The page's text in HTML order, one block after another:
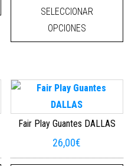
SELECCIONAR
OPCIONES
Fair Play Guantes DALLAS
26,00€